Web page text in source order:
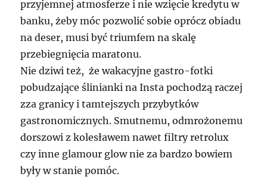
przyjemnej atmosferze i nie wzięcie kredytu w
banku, żeby móc pozwolić sobie oprócz obiadu
na deser, musi być triumfem na skalę
przebiegnięcia maratonu.
Nie dziwi też, że wakacyjne gastro-fotki
pobudzające ślinianki na Insta pochodzą raczej
zza granicy i tamtejszych przybytków
gastronomicznych. Smutnemu, odmrożonemu
dorszowi z kolesławem nawet filtry retrolux
czy inne glamour glow nie za bardzo bowiem
były w stanie pomóc.